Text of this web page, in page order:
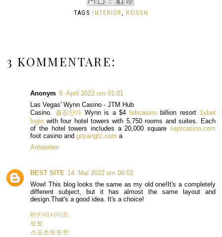
TAGSINTERIOR ,REISEN
3 KOMMENTARE:
Anonym 9. April 2022 um 01:01
Las Vegas' Wynn Casino - JTM Hub
Casino. 출장안마 Wynn is a $4 febcasinobillion resort 1xbet
login with four hotel towers with 5,750 rooms and suites. Each
of the hotel towers includes a 20,000 square septcasino.com
foot casino andgoyangfc.com a
Antworten
BEST SITE 14. Mai 2022 um 06:02
Wow! This blog looks the same as my old one!It's a completely
different subject, but it has almost the same layout and
design.That's a good idea. It's a choice!
바카라사이트
토토
스포츠토토핫